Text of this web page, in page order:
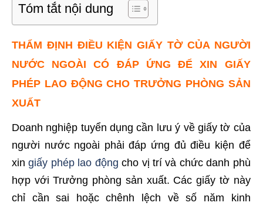
Tóm tắt nội dung
THẨM ĐỊNH ĐIỀU KIỆN GIẤY TỜ CỦA NGƯỜI
NƯỚC NGOÀI CÓ ĐÁP ỨNG ĐỂ XIN GIẤY
PHÉP LAO ĐỘNG CHO TRƯỞNG PHÒNG SẢN
XUẤT
Doanh nghiệp tuyển dụng cần lưu ý về giấy tờ của
người nước ngoài phải đáp ứng đủ điều kiện để
xingiấy phép lao động cho vị trí và chức danh phù
hợp với Trưởng phòng sản xuất. Các giấy tờ này
chỉ cần sai hoặc chênh lệch về số năm kinh